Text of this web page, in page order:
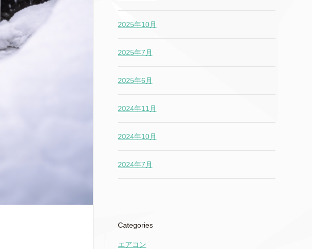
2025年10月
2025年7月
2025年6月
2024年11月
2024年10月
2024年7月
Categories
エアコン